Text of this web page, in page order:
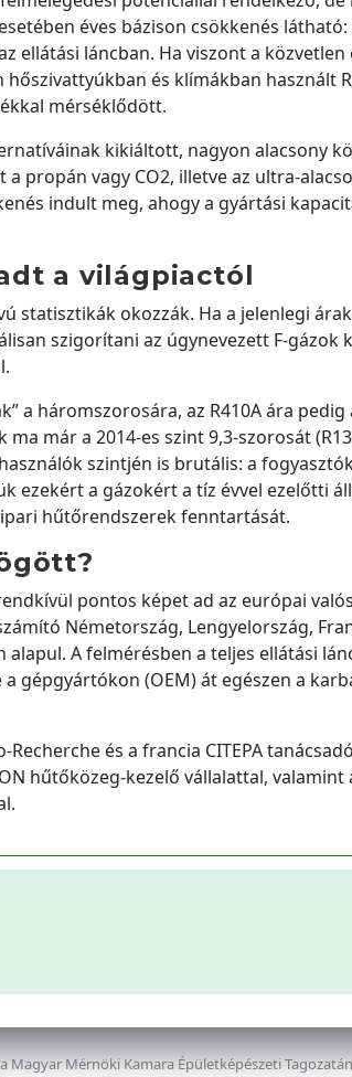
éves bázison csökkenés
ellátási láncban. Ha viszont a közvetlen
és klímákban használt
mérséklődött.
kikiáltott, nagyon alacsony
propán vagy CO2, illetve az ultra-
indult meg, ahogy a gyártási
a világpiactól
statisztikák okozzák. Ha a jelenlegi
szigorítani az úgynevezett F-gázok
a háromszorosára, az R410A ára
már a 2014-es szint 9,3-szorosát
szintjén is brutális: a
ezekért a gázokért a tíz évvel ezelőtti
hűtőrendszerek fenntartását.
pontos képet ad az európai
Németország, Lengyelország,
A felmérésben a teljes ellátási
gépgyártókon (OEM) át egészen a
és a francia CITEPA
hűtőközeg-kezelő vállalattal,
a Magyar Mérnöki Kamara Épületképészeti